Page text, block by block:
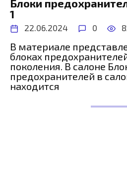
Блоки
1
22.06.2024 0
В материале
блоках
поколения. В салоне
предохранителей в
находится